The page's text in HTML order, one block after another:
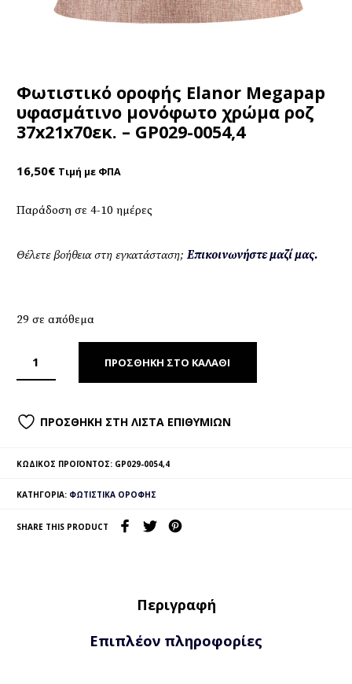
Φωτιστικό οροφής Elanor Megapap
υφασμάτινο μονόφωτο χρώμα ροζ
37x21x70εκ. – GP029-0054,4
16,50€ Τιμή με ΦΠΑ
Παράδοση σε 4-10 ημέρες
Θέλετε βοήθεια στη εγκατάσταση; Επικοινωνήστε μαζί μας.
29 σε απόθεμα
ΠΡΟΣΘΉΚΗ ΣΤΟ ΚΑΛΆΘΙ
ΠΡΟΣΘΉΚΗ ΣΤΗ ΛΊΣΤΑ ΕΠΙΘΥΜΙΏΝ
ΚΩΔΙΚΌΣ ΠΡΟΪΌΝΤΟΣ: GP029-0054,4
ΚΑΤΗΓΟΡΊΑ: ΦΩΤΙΣΤΙΚΆ ΟΡΟΦΉΣ
SHARE THIS PRODUCT
Περιγραφή
Επιπλέον πληροφορίες